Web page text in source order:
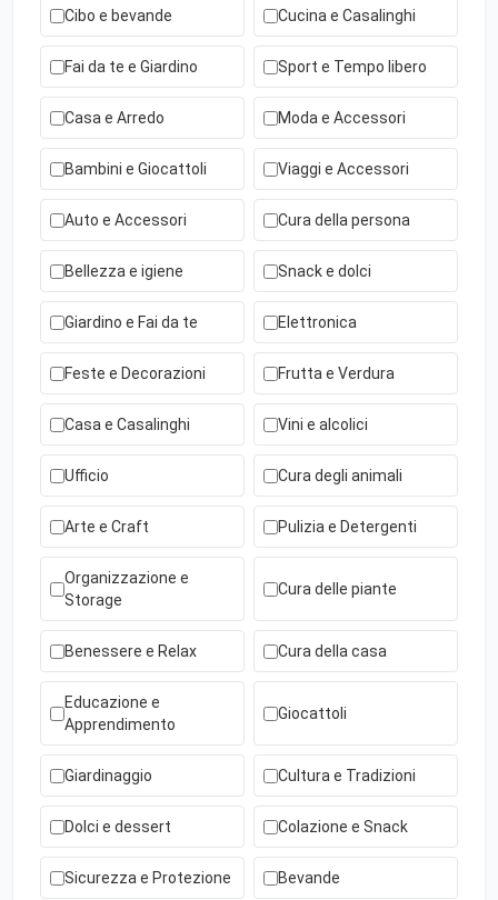
Cibo e bevande Cucina e Casalinghi
Fai da te e Giardino Sport e Tempo libero
Casa e Arredo Moda e Accessori
Bambini e Giocattoli Viaggi e Accessori
Auto e Accessori Cura della persona
Bellezza e igiene Snack e dolci
Giardino e Fai da te Elettronica
Feste e Decorazioni Frutta e Verdura
Casa e Casalinghi Vini e alcolici
Ufficio Cura degli animali
Arte e Craft Pulizia e Detergenti
Organizzazione e
Storage
Cura delle piante
Benessere e Relax Cura della casa
Educazione e
Apprendimento
Giocattoli
Giardinaggio Cultura e Tradizioni
Dolci e dessert Colazione e Snack
Sicurezza e Protezione Bevande